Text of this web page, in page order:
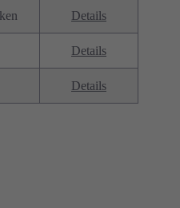
Details
Details
Details